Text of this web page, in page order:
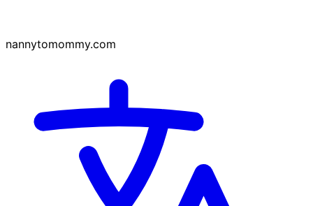
nannytomommy.com